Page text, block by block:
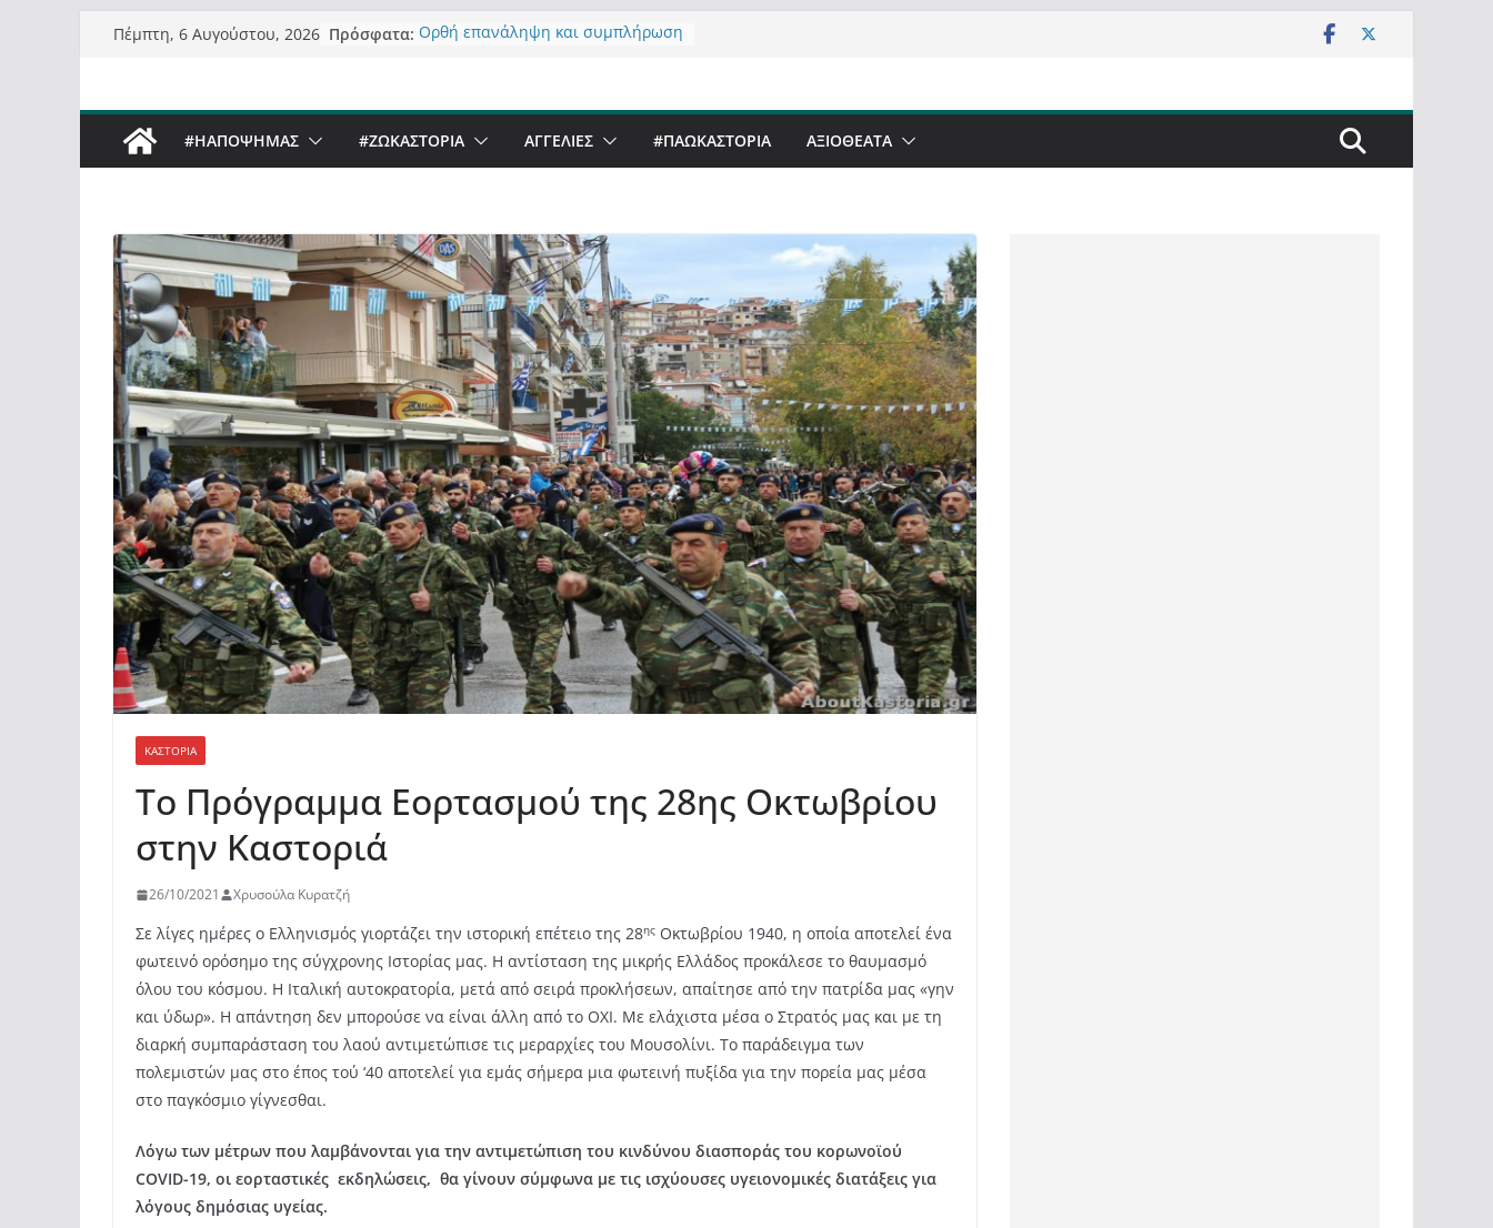
Μετάβαση
Πέμπτη, 6 Αυγούστου, 2026 Πρόσφατα: Ορθή επανάληψη και συμπλήρωση
Sky στην Καστοριά;
Πόσο σανό να αντέξει ο
“μεταμορφώνουν” την Καστοριά,
σε τίτλους
#ΗΑΠΟΨΗΜΑΣ #ZΩΚΑΣΤΟΡΙΑ ΑΓΓΕΛΙΕΣ #ΠΑΩΚΑΣΤΟΡΙΑ ΑΞΙΟΘΈΑΤΑ
ΚΑΣΤΟΡΙΆ
Το Πρόγραμμα Εορτασμού της 28ης Οκτωβρίου
στην Καστοριά
26/10/2021 Χρυσούλα Κυρατζή
Σε λίγες ημέρες ο Ελληνισμός γιορτάζει την ιστορική επέτειο της 28ης Οκτωβρίου 1940, η οποία αποτελεί ένα
φωτεινό ορόσημο της σύγχρονης Ιστορίας μας. Η αντίσταση της μικρής Ελλάδος προκάλεσε το θαυμασμό
όλου του κόσμου. Η Ιταλική αυτοκρατορία, μετά από σειρά προκλήσεων, απαίτησε από την πατρίδα μας «γην
και ύδωρ». Η απάντηση δεν μπορούσε να είναι άλλη από το ΟΧΙ. Με ελάχιστα μέσα ο Στρατός μας και με τη
διαρκή συμπαράσταση του λαού αντιμετώπισε τις μεραρχίες του Μουσολίνι. Το παράδειγμα των
πολεμιστών μας στο έπος τού ‘40 αποτελεί για εμάς σήμερα μια φωτεινή πυξίδα για την πορεία μας μέσα
στο παγκόσμιο γίγνεσθαι.
Λόγω των μέτρων που λαμβάνονται για την αντιμετώπιση του κινδύνου διασποράς του κορωνοϊού
COVID-19, οι εορταστικές εκδηλώσεις, θα γίνουν σύμφωνα με τις ισχύουσες υγειονομικές διατάξεις για
λόγους δημόσιας υγείας.